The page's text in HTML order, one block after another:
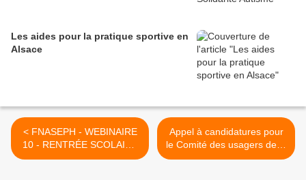
Les aides pour la pratique sportive en
Alsace
< FNASEPH - WEBINAIRE
10 - RENTRÉE SCOLAIRE
2025 - jeudi 17 juillet à
Appel à candidatures pour
le Comité des usagers de la
MDPH Alsace >